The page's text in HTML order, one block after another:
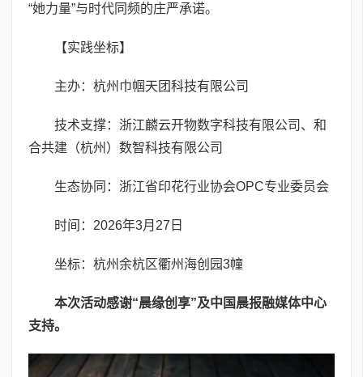
“她力量”与时代同频的庄严承诺。
【实践坐标】
主办：杭州巾帼天团科技有限公司
技术支撑：浙江麟云开物数字科技有限公司、和
合共建（杭州）数智科技有限公司
生态协同：浙江省印花行业协会OPC专业委员会
时间：2026年3月27日
坐标：杭州余杭区衢州海创园3幢
本次活动感谢“晨缘创享”及中国晨报融媒体中心
支持。